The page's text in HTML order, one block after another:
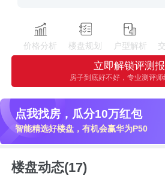
价格分析 楼盘规划 户型解析
立即解锁评测
房子到底好不好，专业测评师
点我找房，瓜分10万红包
智能精选好楼盘，有机会赢华为P50
楼盘动态(17)